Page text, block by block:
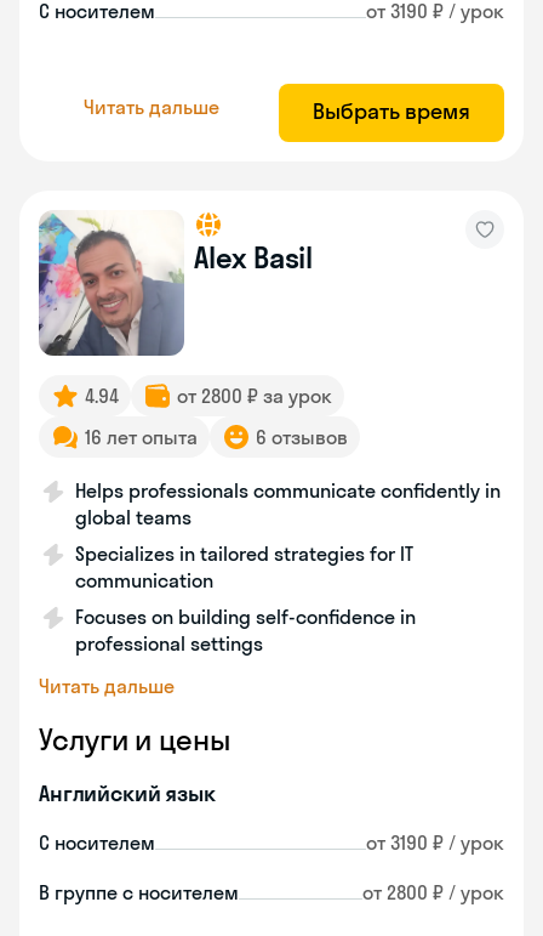
С носителем от 3190 ₽ / урок
Читать дальше Выбрать время
Alex Basil
4.94
от 2800 ₽ за урок
16 лет опыта
6 отзывов
Helps professionals communicate confidently in
global teams
Specializes in tailored strategies for IT
communication
Focuses on building self-confidence in
professional settings
Читать дальше
Услуги и цены
Английский язык
С носителем от 3190 ₽ / урок
В группе с носителем от 2800 ₽ / урок